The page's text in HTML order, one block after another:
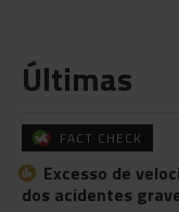
Últimas
FACT CHECK
Excesso de
dos acidentes